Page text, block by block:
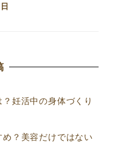
妊活中の身体づくり
？美容だけではない